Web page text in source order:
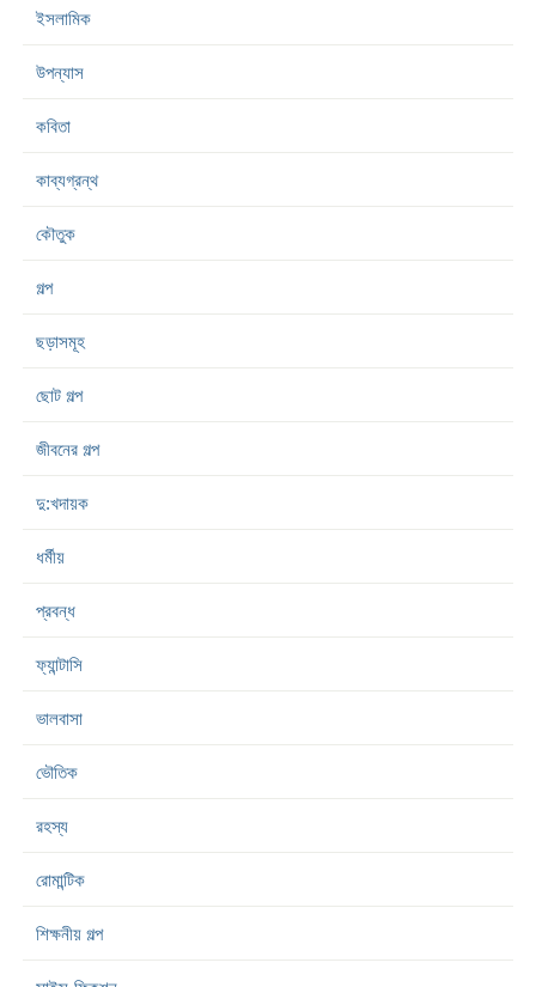
ইসলামিক
উপন্যাস
কবিতা
কাব্যগ্রন্থ
কৌতুক
গল্প
ছড়াসমূহ
ছোট গল্প
জীবনের গল্প
দু:খদায়ক
ধর্মীয়
প্রবন্ধ
ফ্যান্টাসি
ভালবাসা
ভৌতিক
রহস্য
রোমান্টিক
শিক্ষনীয় গল্প